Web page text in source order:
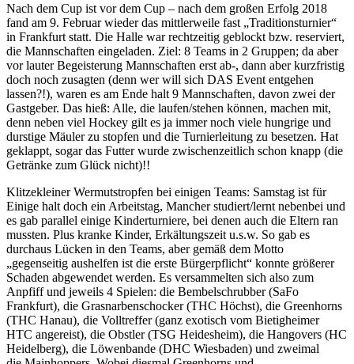
Nach dem Cup ist vor dem Cup – nach dem großen Erfolg 2018
fand am 9. Februar wieder das mittlerweile fast „Traditionsturnier“
in Frankfurt statt. Die Halle war rechtzeitig geblockt bzw. reserviert,
die Mannschaften eingeladen. Ziel: 8 Teams in 2 Gruppen; da aber
vor lauter Begeisterung Mannschaften erst ab-, dann aber kurzfristig
doch noch zusagten (denn wer will sich DAS Event entgehen
lassen?!), waren es am Ende halt 9 Mannschaften, davon zwei der
Gastgeber. Das hieß: Alle, die laufen/stehen können, machen mit,
denn neben viel Hockey gilt es ja immer noch viele hungrige und
durstige Mäuler zu stopfen und die Turnierleitung zu besetzen. Hat
geklappt, sogar das Futter wurde zwischenzeitlich schon knapp (die
Getränke zum Glück nicht)!!
Klitzekleiner Wermutstropfen bei einigen Teams: Samstag ist für
Einige halt doch ein Arbeitstag, Mancher studiert/lernt nebenbei und
es gab parallel einige Kinderturniere, bei denen auch die Eltern ran
mussten. Plus kranke Kinder, Erkältungszeit u.s.w. So gab es
durchaus Lücken in den Teams, aber gemäß dem Motto
„gegenseitig aushelfen ist die erste Bürgerpflicht“ konnte größerer
Schaden abgewendet werden. Es versammelten sich also zum
Anpfiff und jeweils 4 Spielen: die Bembelschrubber (SaFo
Frankfurt), die Grasnarbenschocker (THC Höchst), die Greenhorns
(THC Hanau), die Volltreffer (ganz exotisch vom Bietigheimer
HTC angereist), die Obstler (TSG Heidesheim), die Hangovers (HC
Heidelberg), die Löwenbande (DHC Wiesbaden) und zweimal